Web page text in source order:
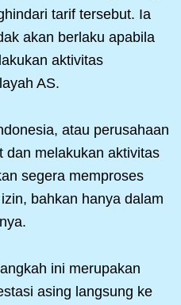
tarif tersebut. Ia
akan berlaku apabila
aktivitas
AS.
atau perusahaan
dan melakukan aktivitas
segera memproses
bahkan hanya dalam
ini merupakan
asing langsung ke